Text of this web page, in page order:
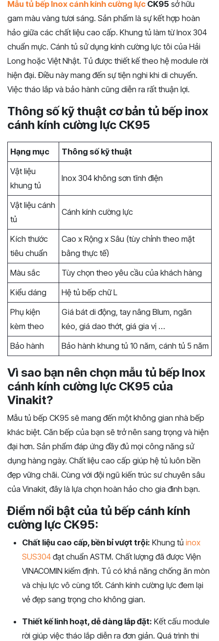
Mẫu tủ bếp Inox cánh kính cường lực CK95 sở hữu
gam màu vàng tươi sáng. Sản phẩm là sự kết hợp hoàn
hảo giữa các chất liệu cao cấp. Khung tủ làm từ Inox 304
chuẩn mực. Cánh tủ sử dụng kính cường lực tôi của Hải
Long hoặc Việt Nhật. Tủ được thiết kế theo hệ module rời
hiện đại. Điều này mang đến sự tiện nghi khi di chuyển.
Việc tháo lắp và bảo hành cũng diễn ra rất thuận lợi.
Thông số kỹ thuật cơ bản tủ bếp inox
cánh kính cường lực CK95
Hạng mục
Thông số kỹ thuật
Vật liệu
khung tủ
Inox 304 không sơn tĩnh điện
Vật liệu cánh
tủ
Cánh kính cường lực
Kích thước
tiêu chuẩn
Cao x Rộng x Sâu (tùy chỉnh theo mặt
bằng thực tế)
Màu sắc
Tùy chọn theo yêu cầu của khách hàng
Kiểu dáng
Hệ tủ bếp chữ L
Phụ kiện
kèm theo
Giá bát di động, tay nâng Blum, ngăn
kéo, giá dao thớt, giá gia vị …
Bảo hành
Bảo hành khung tủ 10 năm, cánh tủ 5 năm
Vì sao bạn nên chọn mẫu tủ bếp Inox
cánh kính cường lực CK95 của
Vinakit?
Mẫu tủ bếp CK95 sẽ mang đến một không gian nhà bếp
khác biệt. Căn bếp của bạn sẽ trở nên sang trọng và hiện
đại hơn. Sản phẩm đáp ứng đầy đủ mọi công năng sử
dụng hàng ngày. Chất liệu cao cấp giúp hệ tủ luôn bền
đẹp vững chãi. Cùng với đội ngũ kiến trúc sư chuyên sâu
của Vinakit, đây là lựa chọn hoàn hảo cho gia đình bạn.
Điểm nổi bật của tủ bếp cánh kính
cường lực CK95:
Chất liệu cao cấp, bền bỉ vượt trội: Khung tủ inox
SUS304 đạt chuẩn ASTM. Chất lượng đã được Viện
VINACOMIN kiểm định. Tủ có khả năng chống ăn mòn
và chịu lực vô cùng tốt. Cánh kính cường lực đem lại
vẻ đẹp sang trọng cho không gian.
Thiết kế linh hoạt, dễ dàng lắp đặt: Kết cấu module
rời giúp việc tháo lắp diễn ra đơn giản. Quá trình thi